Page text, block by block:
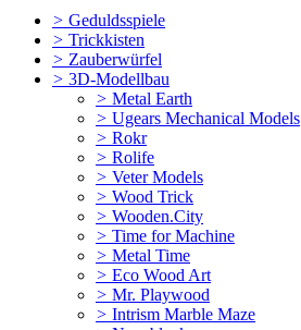
> Geduldsspiele
> Trickkisten
> Zauberwürfel
> 3D-Modellbau
> Metal Earth
> Ugears Mechanical Models
> Rokr
> Rolife
> Veter Models
> Wood Trick
> Wooden.City
> Time for Machine
> Metal Time
> Eco Wood Art
> Mr. Playwood
> Intrism Marble Maze